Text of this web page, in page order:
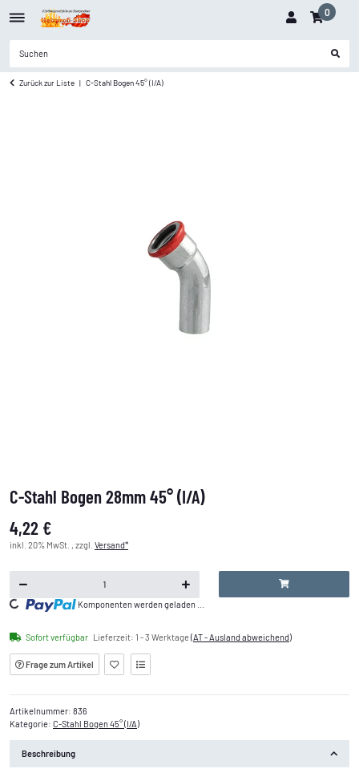
0
Zurück zur Liste C-Stahl Bogen 45° (I/A)
C-Stahl Bogen 28mm 45° (I/A)
4,22 €
inkl. 20% MwSt. , zzgl. Versand*
Loading... Komponenten werden geladen ...
Sofort verfügbar Lieferzeit: 1 - 3 Werktage(AT - Ausland abweichend)
Frage zum Artikel
Artikelnummer: 836
Kategorie: C-Stahl Bogen 45° (I/A)
Beschreibung